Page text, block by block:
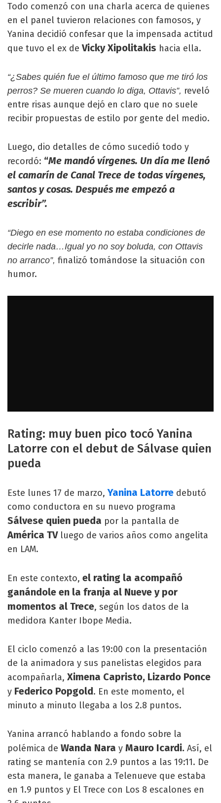
Todo comenzó con una charla acerca de quienes
en el panel tuvieron relaciones con famosos, y
Yanina decidió confesar que la impensada actitud
que tuvo el ex deVicky Xipolitakis hacia ella.
“¿Sabes quién fue el último famoso que me tiró los
perros? Se mueren cuando lo diga, Ottavis”, reveló
entre risas aunque dejó en claro que no suele
recibir propuestas de estilo por gente del medio.
Luego, dio detalles de cómo sucedió todo y
recordó: “Me mandó vírgenes. Un día me llenó
el camarín de Canal Trece de todas vírgenes,
santos y cosas. Después me empezó a
escribir”.
“Diego en ese momento no estaba condiciones de
decirle nada…Igual yo no soy boluda, con Ottavis
no arranco”, finalizó tomándose la situación con
humor.
Rating: muy buen pico tocó Yanina
Latorre con el debut de Sálvase quien
pueda
Este lunes 17 de marzo,Yanina Latorre debutó
como conductora en su nuevo programa
Sálvese quien pueda por la pantalla de
América TVluego de varios años como angelita
en LAM.
En este contexto, el rating la acompañó
ganándole en la franja al Nueve y por
momentos al Trece, según los datos de la
medidora Kanter Ibope Media.
El ciclo comenzó a las 19:00 con la presentación
de la animadora y sus panelistas elegidos para
acompañarla, Ximena Capristo, Lizardo Ponce
y Federico Popgold. En este momento, el
minuto a minuto llegaba a los 2.8 puntos.
Yanina arrancó hablando a fondo sobre la
polémica de Wanda Nara y Mauro Icardi. Así, el
rating se mantenía con 2.9 puntos a las 19:11. De
esta manera, le ganaba a Telenueve que estaba
en 1.9 puntos y El Trece con Los 8 escalones en